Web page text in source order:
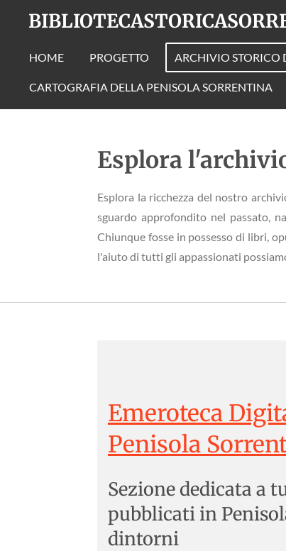
contenuto
HOME PROGETTO ARCHIVIO STORICO
CARTOGRAFIA DELLA PENISOLA SORRENTINA
Esplora
Esplora la ricchezza del nostro
sguardo approfondito nel passato,
Chiunque fosse in possesso di libri,
l'aiuto di tutti gli appassionati
Emeroteca
Penisola
Sezione dedicata a
pubblicati in
dintorni